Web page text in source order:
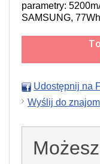
parametry:
SAMSUNG,
Udostępnij na
Wyślij do